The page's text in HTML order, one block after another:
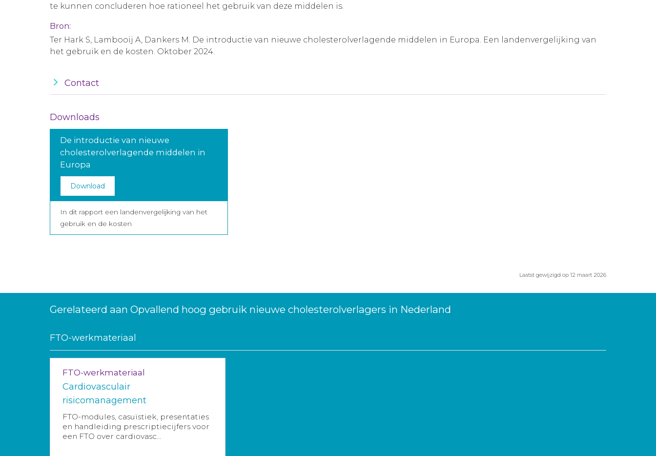
te kunnen concluderen hoe rationeel het gebruik van deze middelen is.
Bron:
Ter Hark S, Lambooij A, Dankers M. De introductie van nieuwe cholesterolverlagende middelen in Europa. Een landenvergelijking van
het gebruik en de kosten. Oktober 2024.
Contact
Downloads
De introductie van nieuwe
cholesterolverlagende middelen in
Europa
Download
In dit rapport een landenvergelijking van het
gebruik en de kosten
Laatst gewijzigd op 12 maart 2026
Gerelateerd aan Opvallend hoog gebruik nieuwe cholesterolverlagers in Nederland
FTO-werkmateriaal
FTO-werkmateriaal
Cardiovasculair
risicomanagement
FTO-modules, casuïstiek, presentaties
en handleiding prescriptiecijfers voor
een FTO over cardiovasc...